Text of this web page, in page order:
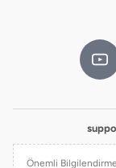
Önemli